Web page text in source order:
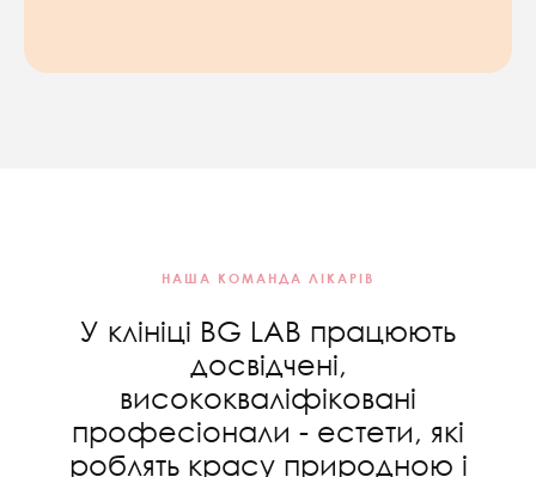
НАША КОМАНДА ЛІКАРІВ
У клініці BG LAB працюють
досвідчені,
висококваліфіковані
професіонали - естети, які
роблять красу природною і